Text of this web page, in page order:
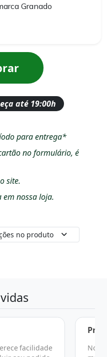
Granado
até 19:00h
para entrega*
no formulário, é
site.
em nossa loja.
no produto
facilidade
No